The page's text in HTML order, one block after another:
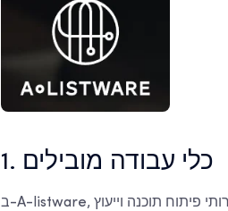
1. כלי עבודה מובילים
ב-A-listware, אנו מציעים שירותי פיתוח תוכנה וייעוץ IT מקצועיים, המתמחים בניהול צוותי פיתוח למגוון